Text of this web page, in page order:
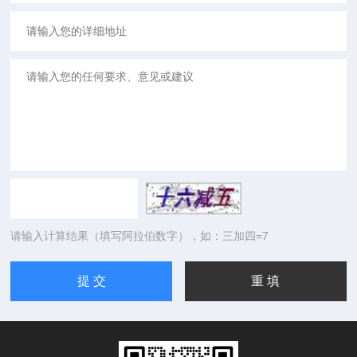
请输入计算结果（填写阿拉伯数字），如：三加四=7